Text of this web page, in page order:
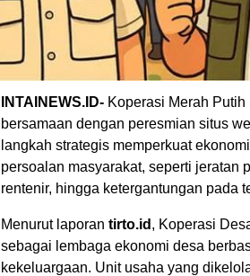
INTAINEWS.ID- Koperasi Merah
bersamaan dengan peresmian situs
langkah strategis memperkuat
persoalan masyarakat, seperti jeratan
rentenir, hingga ketergantungan pada
Menurut laporan tirto.id , Koperasi
sebagai lembaga ekonomi desa
kekeluargaan. Unit usaha yang